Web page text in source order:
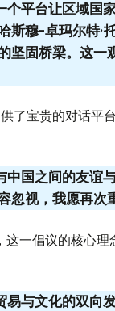
平台让区域国
斯穆-卓玛尔特·
坚固桥梁。这一
了宝贵的对话平
国之间的友谊
忽视，我愿再次
一倡议的核心
与文化的双向